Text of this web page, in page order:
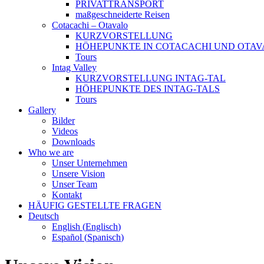
PRIVATTRANSPORT
maßgeschneiderte Reisen
Cotacachi – Otavalo
KURZVORSTELLUNG
HÖHEPUNKTE IN COTACACHI UND
Tours
Intag Valley
KURZVORSTELLUNG INTAG-TAL
HÖHEPUNKTE DES INTAG-TALS
Tours
Gallery
Bilder
Videos
Downloads
Who we are
Unser Unternehmen
Unsere Vision
Unser Team
Kontakt
HÄUFIG GESTELLTE FRAGEN
Deutsch
English (Englisch)
Español (Spanisch)